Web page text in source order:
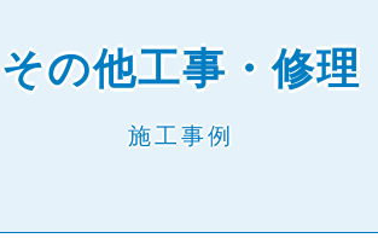
その他工事・修理
施工事例